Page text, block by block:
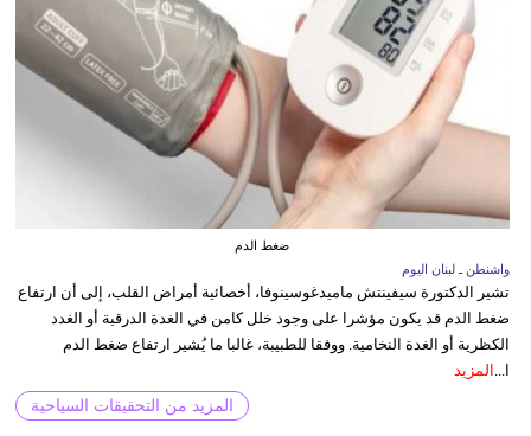
ضغط الدم
واشنطن ـ لبنان اليوم
تشير الدكتورة سيفينتش ماميدغوسينوفا، أخصائية أمراض القلب، إلى أن ارتفاع
ضغط الدم قد يكون مؤشرا على وجود خلل كامن في الغدة الدرقية أو الغدد
الكظرية أو الغدة النخامية. ووفقا للطبيبة، غالبا ما يُشير ارتفاع ضغط الدم
ا...
المزيد
المزيد من التحقيقات السياحية